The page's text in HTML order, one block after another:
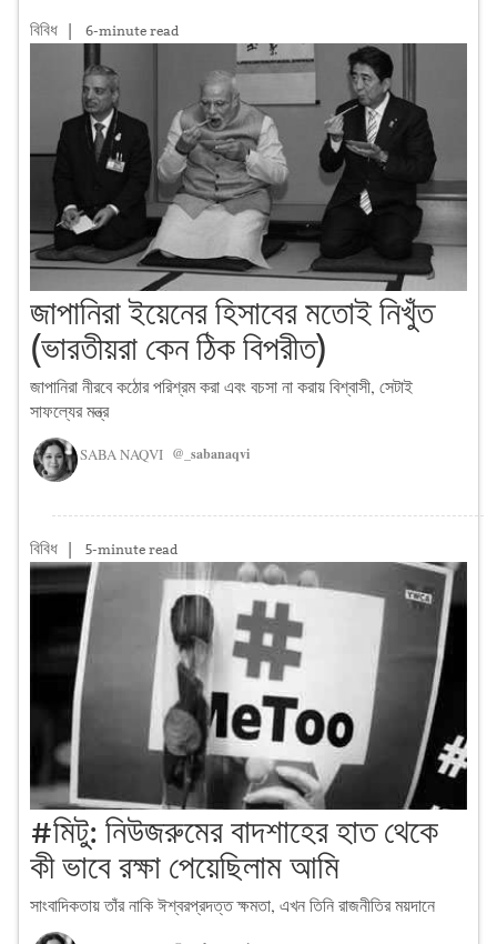
বিবিধ |6-minute read
জাপানিরা ইয়েনের হিসাবের মতোই নিখুঁত
(ভারতীয়রা কেন ঠিক বিপরীত)
জাপানিরা নীরবে কঠোর পরিশ্রম করা এবং বচসা না করায় বিশ্বাসী, সেটাই
সাফল্যের মন্ত্র
SABA NAQVI @_sabanaqvi
বিবিধ |5-minute read
#মিটু: নিউজরুমের বাদশাহের হাত থেকে
কী ভাবে রক্ষা পেয়েছিলাম আমি
সাংবাদিকতায় তাঁর নাকি ঈশ্বরপ্রদত্ত ক্ষমতা, এখন তিনি রাজনীতির ময়দানে